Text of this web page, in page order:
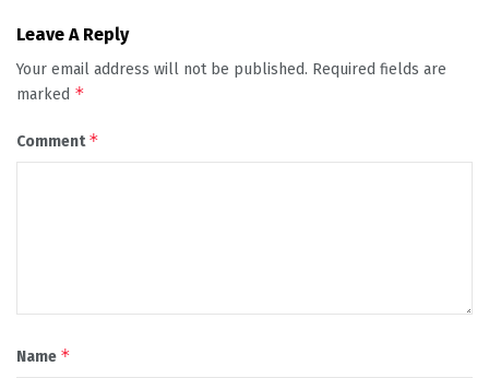
Leave A Reply
Your email address will not be published. Required fields are
marked *
Comment*
Name *